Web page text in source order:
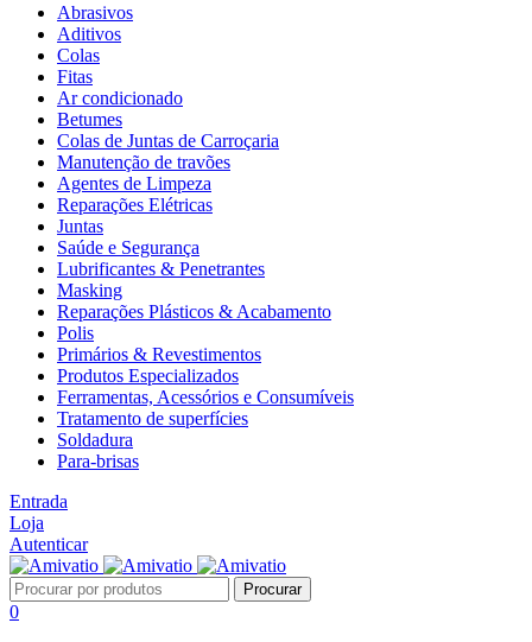
Abrasivos
Aditivos
Colas
Fitas
Ar condicionado
Betumes
Colas de Juntas de Carroçaria
Manutenção de travões
Agentes de Limpeza
Reparações Elétricas
Juntas
Saúde e Segurança
Lubrificantes & Penetrantes
Masking
Reparações Plásticos & Acabamento
Polis
Primários & Revestimentos
Produtos Especializados
Ferramentas, Acessórios e Consumíveis
Tratamento de superfícies
Soldadura
Para-brisas
Entrada
Loja
Autenticar
0